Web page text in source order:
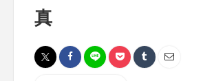
真